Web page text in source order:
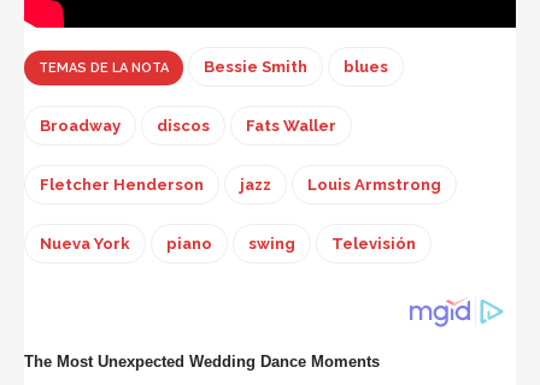
TEMAS DE LA NOTA Bessie Smith blues
Broadway discos Fats Waller
Fletcher Henderson jazz Louis Armstrong
Nueva York piano swing Televisión